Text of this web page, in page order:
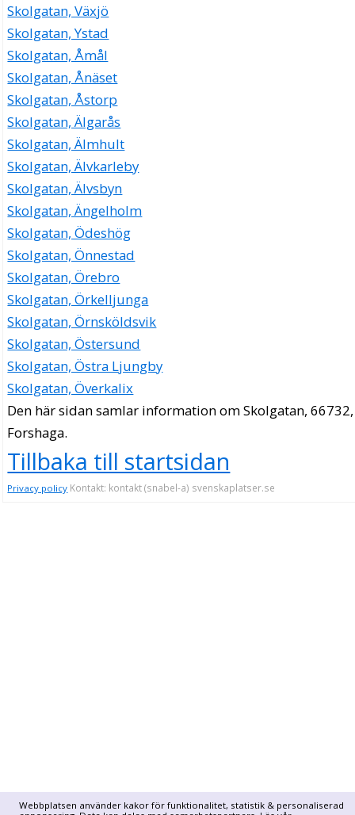
Webbplatsen använder kakor för funktionalitet, statistik & personaliserad
Skolgatan, Växjö
Skolgatan, Ystad
Skolgatan, Åmål
Skolgatan, Ånäset
Skolgatan, Åstorp
Skolgatan, Älgarås
Skolgatan, Älmhult
Skolgatan, Älvkarleby
Skolgatan, Älvsbyn
Skolgatan, Ängelholm
Skolgatan, Ödeshög
Skolgatan, Önnestad
Skolgatan, Örebro
Skolgatan, Örkelljunga
Skolgatan, Örnsköldsvik
Skolgatan, Östersund
Skolgatan, Östra Ljungby
Skolgatan, Överkalix
Den här sidan samlar information om Skolgatan, 66732,
Forshaga.
Tillbaka till startsidan
Privacy policy Kontakt: kontakt (snabel-a) svenskaplatser.se